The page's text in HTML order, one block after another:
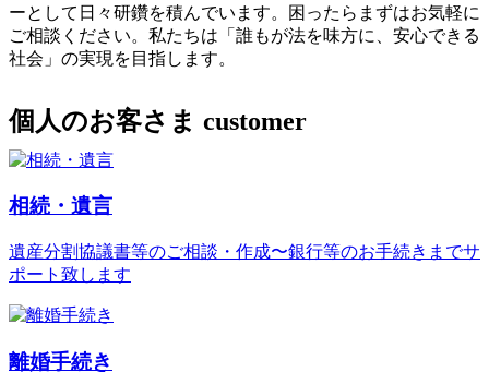
ーとして日々研鑽を積んでいます。困ったらまずはお気軽に
ご相談ください。私たちは「誰もが法を味方に、安心できる
社会」の実現を目指します。
個人のお客さま customer
相続・遺言
遺産分割協議書等のご相談・作成〜銀行等のお手続きまでサ
ポート致します
離婚手続き